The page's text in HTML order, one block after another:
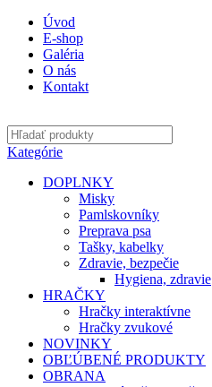
Úvod
E-shop
Galéria
O nás
Kontakt
Kategórie
DOPLNKY
Misky
Pamlskovníky
Preprava psa
Tašky, kabelky
Zdravie, bezpečie
Hygiena, zdravie
HRAČKY
Hračky interaktívne
Hračky zvukové
NOVINKY
OBĽÚBENÉ PRODUKTY
OBRANA